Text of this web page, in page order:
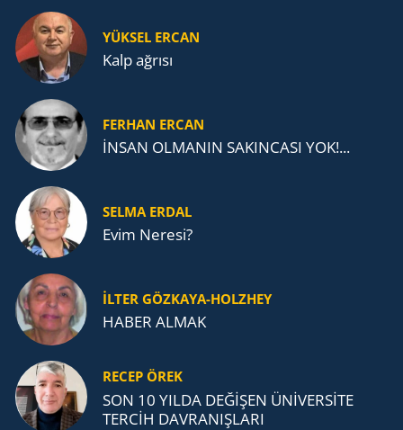
YÜKSEL ERCAN
Kalp ağrısı
FERHAN ERCAN
İNSAN OLMANIN SAKINCASI YOK!...
SELMA ERDAL
Evim Neresi?
İLTER GÖZKAYA-HOLZHEY
HABER ALMAK
RECEP ÖREK
SON 10 YILDA DEĞİŞEN ÜNİVERSİTE
TERCİH DAVRANIŞLARI